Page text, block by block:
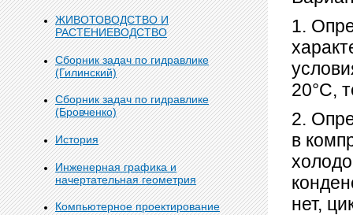
ЖИВОТОВОДСТВО И
РАСТЕНИЕВОДСТВО
Сборник задач по гидравлике
(Гилинский)
Сборник задач по гидравлике
(Бровченко)
История
Инженерная графика и
начертательная геометрия
Компьютерное проектирование
1.
20°С,
2.
в
нет,